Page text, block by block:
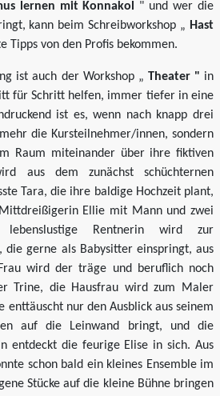
lernen mit Konnakol
" und wer die
kann beim Schreibworkshop „ Hast
Tipps von den Profis bekommen.
ist auch der Workshop „ Theater " in
für Schritt helfen, immer tiefer in eine
ist es, wenn nach knapp drei
die Kursteilnehmer/innen, sondern
Raum miteinander über ihre fiktiven
aus dem zunächst schüchternen
Tara, die ihre baldige Hochzeit plant,
Ellie mit Mann und zwei
Rentnerin wird zur
die gerne als Babysitter einspringt, aus
wird der träge und beruflich noch
Trine, die Hausfrau wird zum Maler
enttäuscht nur den Ausblick aus seinem
auf die Leinwand bringt, und die
entdeckt die feurige Elise in sich. Aus
schon bald ein kleines Ensemble im
Stücke auf die kleine Bühne bringen